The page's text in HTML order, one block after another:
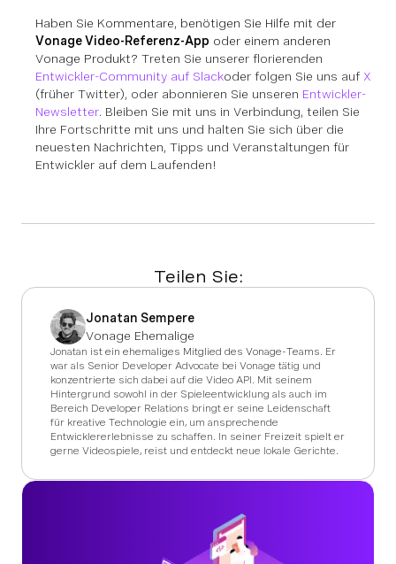
Haben Sie Kommentare, benötigen Sie Hilfe mit der
Vonage Video-Referenz-App oder einem anderen
Vonage Produkt? Treten Sie unserer florierenden
Entwickler-Community auf Slackoder folgen Sie uns auf X
(früher Twitter), oder abonnieren Sie unseren Entwickler-
Newsletter. Bleiben Sie mit uns in Verbindung, teilen Sie
Ihre Fortschritte mit uns und halten Sie sich über die
neuesten Nachrichten, Tipps und Veranstaltungen für
Entwickler auf dem Laufenden!
Teilen Sie:
Jonatan Sempere
Vonage Ehemalige
Jonatan ist ein ehemaliges Mitglied des Vonage-Teams. Er
war als Senior Developer Advocate bei Vonage tätig und
konzentrierte sich dabei auf die Video API. Mit seinem
Hintergrund sowohl in der Spieleentwicklung als auch im
Bereich Developer Relations bringt er seine Leidenschaft
für kreative Technologie ein, um ansprechende
Entwicklererlebnisse zu schaffen. In seiner Freizeit spielt er
gerne Videospiele, reist und entdeckt neue lokale Gerichte.